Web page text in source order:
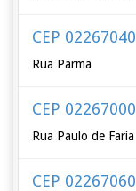
CEP 02267040
Rua Parma
CEP 02267000
Rua Paulo de Faria
CEP 02267060